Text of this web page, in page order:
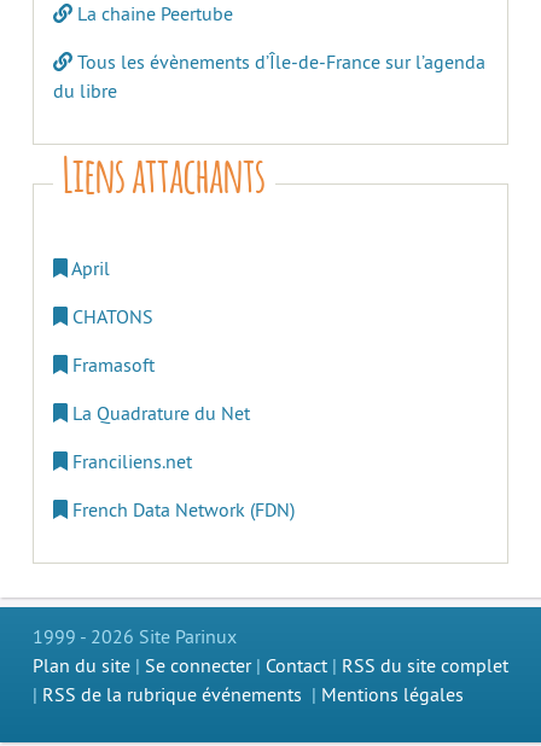
La chaine Peertube
Tous les évènements d’Île-de-France sur l’agenda
du libre
Liens attachants
April
CHATONS
Framasoft
La Quadrature du Net
Franciliens.net
French Data Network (FDN)
1999 - 2026 Site Parinux
Plan du site | Se connecter| Contact | RSS du site complet
| RSS de la rubrique événements | Mentions légales